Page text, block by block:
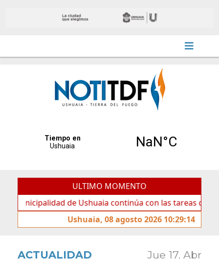
ULTIMO MOMENTO
de Ushuaia continúa con las tareas de
Ushuaia, 08 agosto 2026 10:29:14
ACTUALIDAD Jue 17. Abr